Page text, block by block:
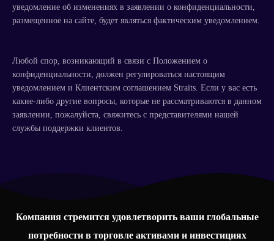
уведомление об изменениях в заявлении о конфиденциальности,
размещенное на сайте, будет являться фактическим уведомлением.
Любой спор, возникающий в связи с Положением о
конфиденциальности, должен регулироваться настоящим
уведомлением и Клиентским соглашением Straits. Если у вас есть
какие-либо другие вопросы, которые не рассматриваются в данном
заявлении, пожалуйста, свяжитесь с представителями нашей
службы поддержки клиентов.
Компания стремится удовлетворить ваши глобальные
потребности в торговле активами и инвестициях